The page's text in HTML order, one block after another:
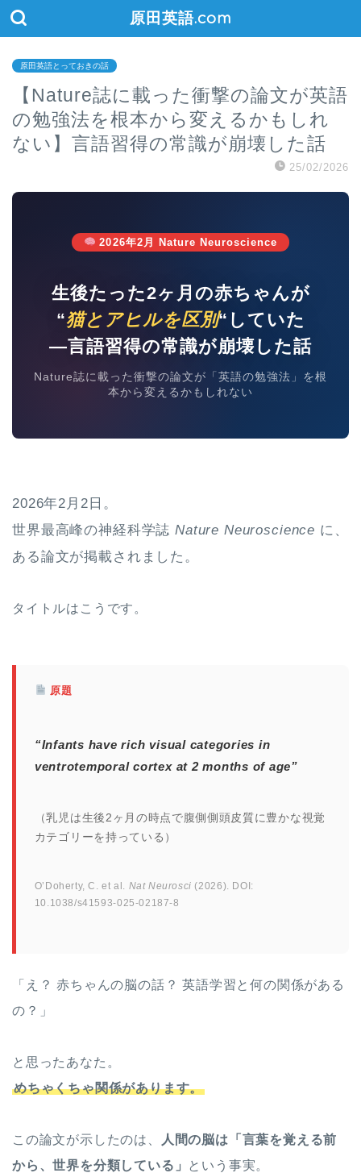
原田英語.com
原田英語とっておきの話
【Nature誌に載った衝撃の論文が英語
の勉強法を根本から変えるかもしれ
ない】言語習得の常識が崩壊した話
25/02/2026
2026年2月 Nature Neuroscience
生後たった2ヶ月の赤ちゃんが
“猫とアヒルを区別“していた
—言語習得の常識が崩壊した話
Nature誌に載った衝撃の論文が「英語の勉強法」を根
本から変えるかもしれない
2026年2月2日。
世界最高峰の神経科学誌Nature Neuroscience に、
ある論文が掲載されました。
タイトルはこうです。
原題
“Infants have rich visual categories in
ventrotemporal cortex at 2 months of age”
（乳児は生後2ヶ月の時点で腹側側頭皮質に豊かな視覚
カテゴリーを持っている）
O’Doherty, C. et al. Nat Neurosci (2026). DOI:
10.1038/s41593-025-02187-8
「え？ 赤ちゃんの脳の話？ 英語学習と何の関係がある
の？」
と思ったあなた。
めちゃくちゃ関係があります。
この論文が示したのは、
人間の脳は「言葉を覚える前
から、世界を分類している」
という事実。